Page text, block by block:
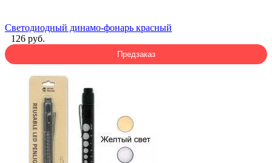
Светодиодный динамо-фонарь красный
126 руб.
Предзаказ